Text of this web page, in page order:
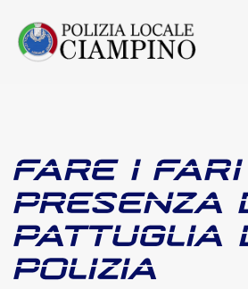
FARE I
PRESENZA
PATTUGLIA
POLIZIA